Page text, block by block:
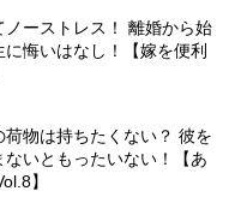
ーストレス！ 離婚から始
に悔いはなし！【嫁を便利
物は持ちたくない？ 彼を
いともったいない！【あ
】